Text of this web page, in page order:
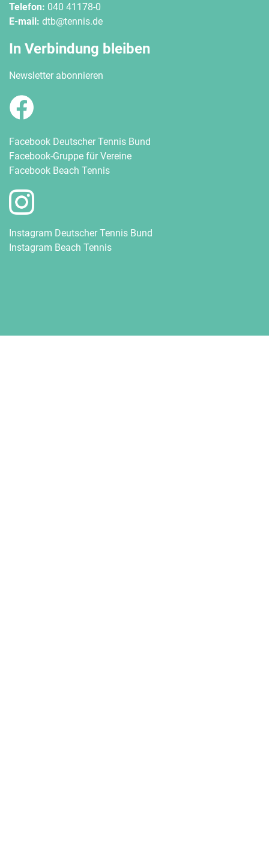
Telefon: 040 41178-0
E-mail: dtb@tennis.de
In Verbindung bleiben
Newsletter abonnieren
Facebook Deutscher Tennis Bund
Facebook-Gruppe für Vereine
Facebook Beach Tennis
Instagram Deutscher Tennis Bund
Instagram Beach Tennis